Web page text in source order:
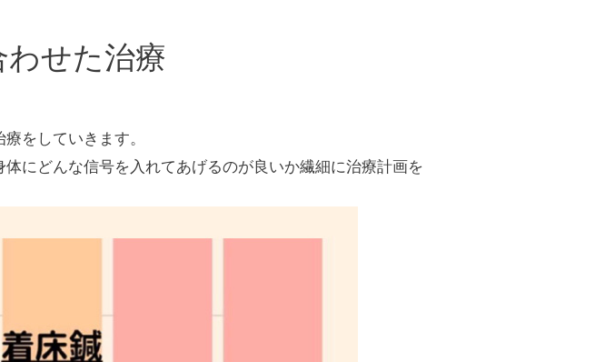
わせた治療
をしていきます。
にどんな信号を入れてあげるのが良いか繊細に治療計画を